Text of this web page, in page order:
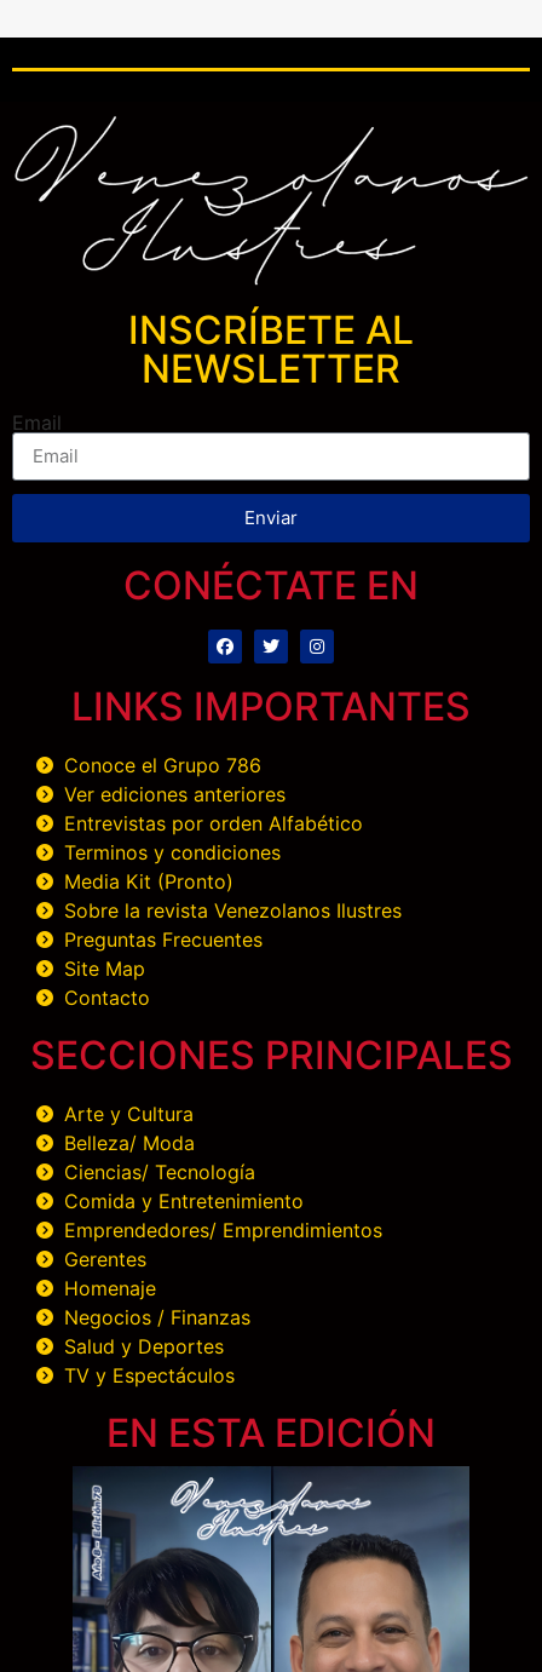
INSCRÍBETE AL
NEWSLETTER
Email
Enviar
CONÉCTATE EN
LINKS IMPORTANTES
Conoce el Grupo 786
Ver ediciones anteriores
Entrevistas por orden Alfabético
Terminos y condiciones
Media Kit (Pronto)
Sobre la revista Venezolanos Ilustres
Preguntas Frecuentes
Site Map
Contacto
SECCIONES PRINCIPALES
Arte y Cultura
Belleza/ Moda
Ciencias/ Tecnología
Comida y Entretenimiento
Emprendedores/ Emprendimientos
Gerentes
Homenaje
Negocios / Finanzas
Salud y Deportes
TV y Espectáculos
EN ESTA EDICIÓN